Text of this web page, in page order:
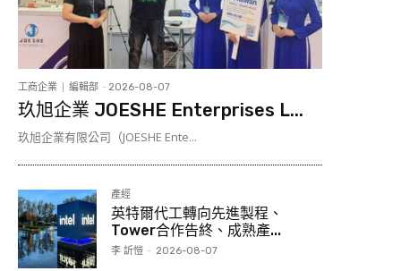
工商企業 編輯部 - 2026-08-07
玖旭企業 JOESHE Enterprises L...
玖旭企業有限公司（JOESHE Ente...
產經
英特爾代工轉向先進製程、
Tower合作告終、成熟產...
李 訢愷 - 2026-08-07